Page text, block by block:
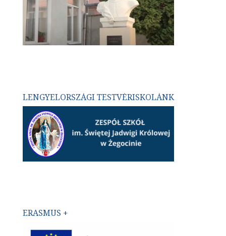
LENGYELORSZÁGI TESTVÉRISKOLÁNK
ERASMUS +